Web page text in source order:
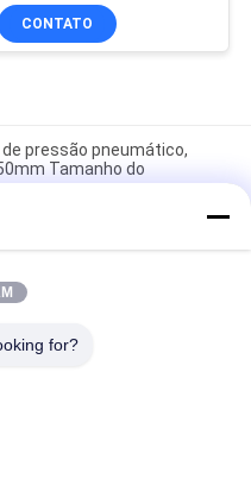
CONTATO
pressão pneumático,
Tamanho do
latão de 1,35Mpa 1/8" -
ar e arma 1/4" do Inflator
for?